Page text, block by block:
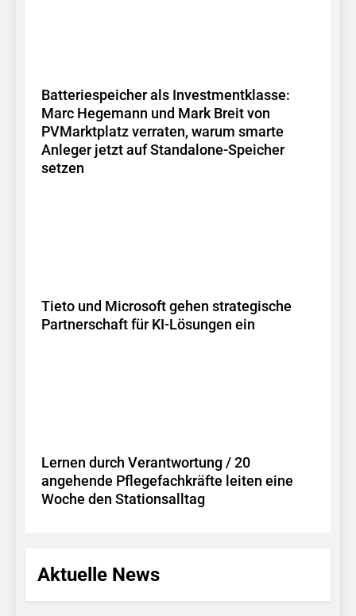
Batteriespeicher als Investmentklasse:
Marc Hegemann und Mark Breit von
PVMarktplatz verraten, warum smarte
Anleger jetzt auf Standalone-Speicher
setzen
Tieto und Microsoft gehen strategische
Partnerschaft für KI-Lösungen ein
Lernen durch Verantwortung / 20
angehende Pflegefachkräfte leiten eine
Woche den Stationsalltag
Aktuelle News